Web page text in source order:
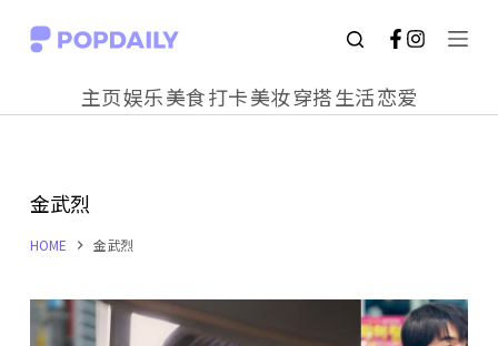
S
o
c
主页娱乐美食打卡美妆穿搭生活恋爱
金武烈
HOME 金武烈